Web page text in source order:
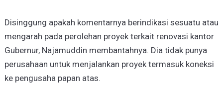
Disinggung apakah komentarnya berindikasi sesuatu atau
mengarah pada perolehan proyek terkait renovasi kantor
Gubernur, Najamuddin membantahnya. Dia tidak punya
perusahaan untuk menjalankan proyek termasuk koneksi
ke pengusaha papan atas.